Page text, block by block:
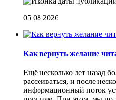
05 08 2026
Как вернуть желание
Eщё несколько лет назад
рассеиваться, и после
информационный поток